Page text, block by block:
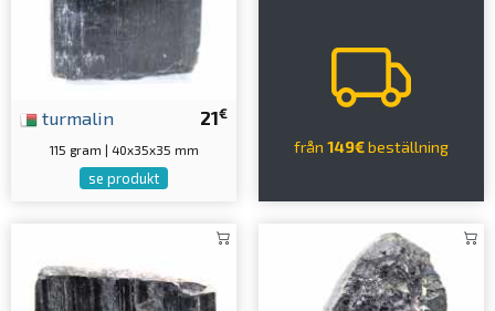
21€
turmalin
115 gram | 40x35x35 mm
se produkt
från 149€beställning